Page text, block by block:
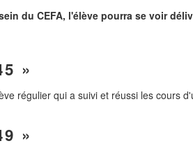
du CEFA, l'élève pourra se voir
»
régulier qui a suivi et réussi les cours
»